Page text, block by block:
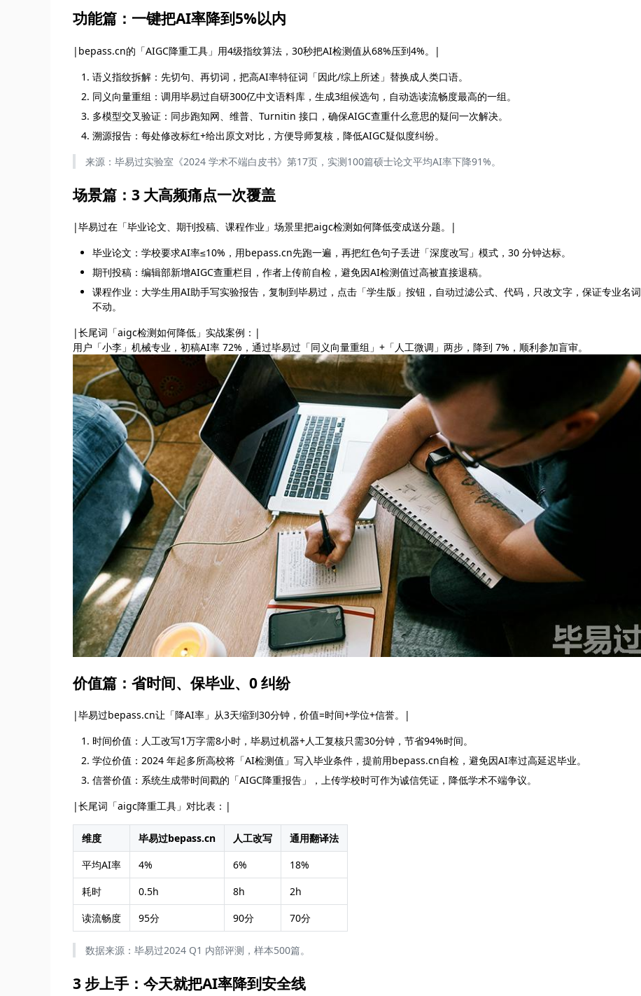
功能篇：一键把AI率降到5%以内
|bepass.cn的「AIGC降重工具」用4级指纹算法，30秒把AI检测值从68%压到4%。|
语义指纹拆解：先切句、再切词，把高AI率特征词「因此/综上所述」替换成人类口语。
同义向量重组：调用毕易过自研300亿中文语料库，生成3组候选句，自动选读流畅度最高的一组。
多模型交叉验证：同步跑知网、维普、Turnitin 接口，确保AIGC查重什么意思的疑问一次解决。
溯源报告：每处修改标红+给出原文对比，方便导师复核，降低AIGC疑似度纠纷。
来源：毕易过实验室《2024 学术不端白皮书》第17页，实测100篇硕士论文平均AI率下降91%。
场景篇：3 大高频痛点一次覆盖
|毕易过在「毕业论文、期刊投稿、课程作业」场景里把aigc检测如何降低变成送分题。|
毕业论文：学校要求AI率≤10%，用bepass.cn先跑一遍，再把红色句子丢进「深度改写」模式，30 分钟达标。
期刊投稿：编辑部新增AIGC查重栏目，作者上传前自检，避免因AI检测值过高被直接退稿。
课程作业：大学生用AI助手写实验报告，复制到毕易过，点击「学生版」按钮，自动过滤公式、代码，只改文字，保证专业名词
不动。
|长尾词「aigc检测如何降低」实战案例：|
用户「小李」机械专业，初稿AI率 72%，通过毕易过「同义向量重组」+「人工微调」两步，降到 7%，顺利参加盲审。
价值篇：省时间、保毕业、0 纠纷
|毕易过bepass.cn让「降AI率」从3天缩到30分钟，价值=时间+学位+信誉。|
时间价值：人工改写1万字需8小时，毕易过机器+人工复核只需30分钟，节省94%时间。
学位价值：2024 年起多所高校将「AI检测值」写入毕业条件，提前用bepass.cn自检，避免因AI率过高延迟毕业。
信誉价值：系统生成带时间戳的「AIGC降重报告」，上传学校时可作为诚信凭证，降低学术不端争议。
|长尾词「aigc降重工具」对比表：|
维度 毕易过bepass.cn 人工改写
通用翻译法
平均AI率
4% 6%
18%
耗时
0.5h 8h
2h
读流畅度
95分 90分 70分
数据来源：毕易过2024 Q1 内部评测，样本500篇。
3 步上手：今天就把AI率降到安全线